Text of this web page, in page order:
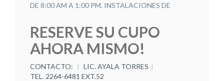
DE 8:00 AM A 1:00 PM. INSTALACIONES DE
RESERVE SU CUPO
AHORA MISMO!
CONTACTO:
LIC. AYALA TORRES
TEL. 2264-6481 EXT.52